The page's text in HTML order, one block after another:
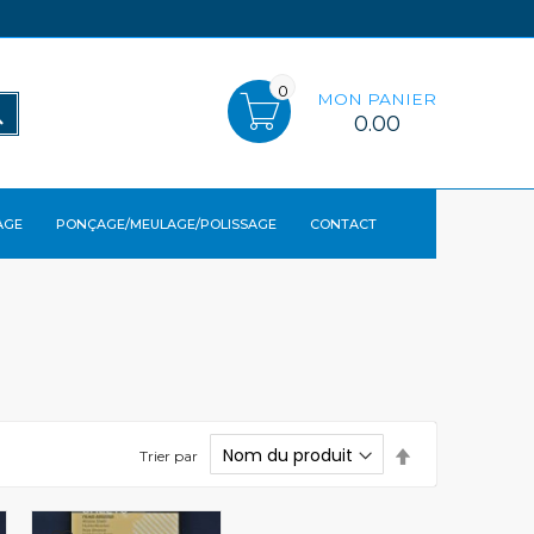
MON PANIER
0.00
0
PONÇAGE/MEULAGE/POLISSAGE CONTACT
Trier par
décroissant